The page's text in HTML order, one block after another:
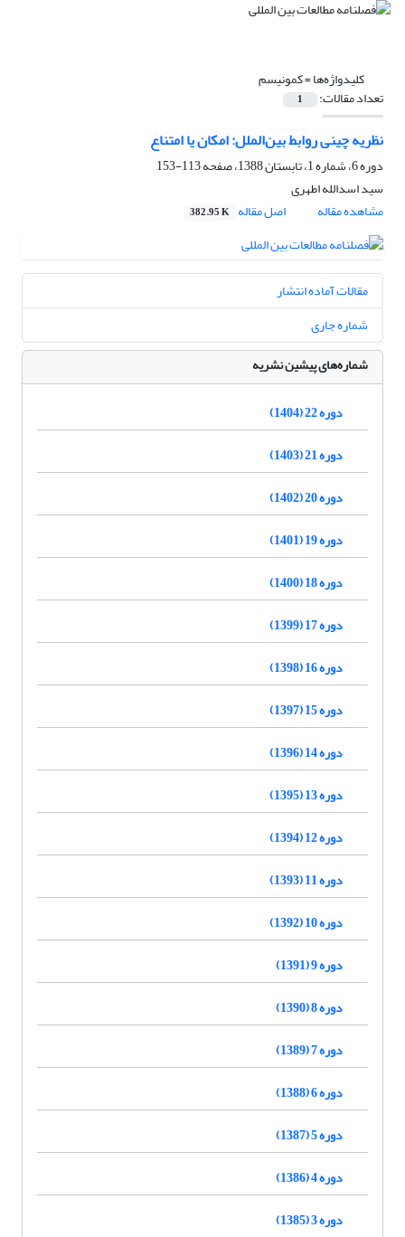
کلیدواژه‌ها =کمونیسم
تعداد مقالات: 1
نظریه چینی روابط بین‌الملل: امکان یا امتناع
دوره 6، شماره 1، تابستان 1388، صفحه
113-153
سید اسدالله اطهری
مشاهده مقاله
اصل مقاله 382.95 K
مقالات آماده انتشار
شماره جاری
شماره‌های پیشین نشریه
دوره 22 (1404)
دوره 21 (1403)
دوره 20 (1402)
دوره 19 (1401)
دوره 18 (1400)
دوره 17 (1399)
دوره 16 (1398)
دوره 15 (1397)
دوره 14 (1396)
دوره 13 (1395)
دوره 12 (1394)
دوره 11 (1393)
دوره 10 (1392)
دوره 9 (1391)
دوره 8 (1390)
دوره 7 (1389)
دوره 6 (1388)
دوره 5 (1387)
دوره 4 (1386)
دوره 3 (1385)